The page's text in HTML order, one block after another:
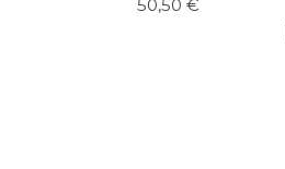
50,50 €